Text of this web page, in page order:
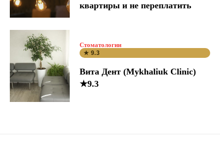
квартиры и не переплатить
Стоматологии
★ 9.3
Вита Дент (Mykhaliuk Clinic)
★9.3